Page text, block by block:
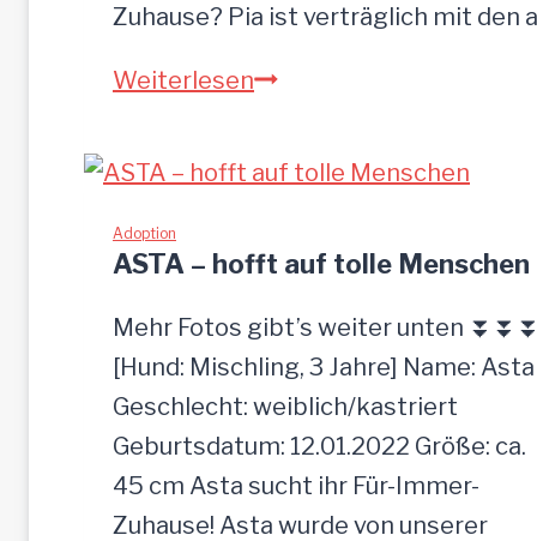
Zuhause? Pia ist verträglich mit den
WeiterlesenPIA-
Hündin,52
Adoption
ASTA – hofft auf tolle Menschen
Mehr Fotos gibt’s weiter unten
[Hund: Mischling, 3 Jahre] Name: Asta
Geschlecht: weiblich/kastriert
Geburtsdatum: 12.01.2022 Größe: ca.
45 cm Asta sucht ihr Für-Immer-
Zuhause! Asta wurde von unserer